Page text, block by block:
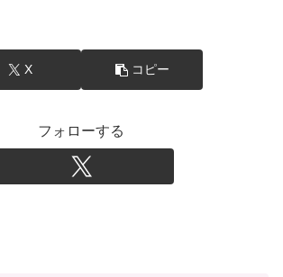
X コピー
フォローする